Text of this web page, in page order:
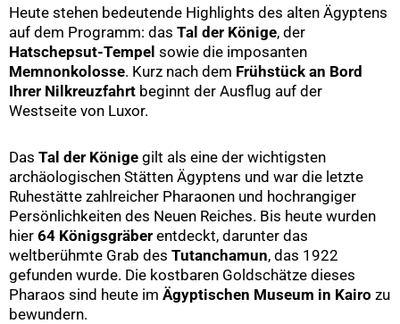
Heute stehen bedeutende Highlights des alten Ägyptens
auf dem Programm: das Tal der Könige, der
Hatschepsut-Tempel sowie die imposanten
Memnonkolosse. Kurz nach dem Frühstück an Bord
Ihrer Nilkreuzfahrt beginnt der Ausflug auf der
Westseite von Luxor.
Das Tal der Könige gilt als eine der wichtigsten
archäologischen Stätten Ägyptens und war die letzte
Ruhestätte zahlreicher Pharaonen und hochrangiger
Persönlichkeiten des Neuen Reiches. Bis heute wurden
hier 64 Königsgräber entdeckt, darunter das
weltberühmte Grab des Tutanchamun, das 1922
gefunden wurde. Die kostbaren Goldschätze dieses
Pharaos sind heute im Ägyptischen Museum in Kairo zu
bewundern.